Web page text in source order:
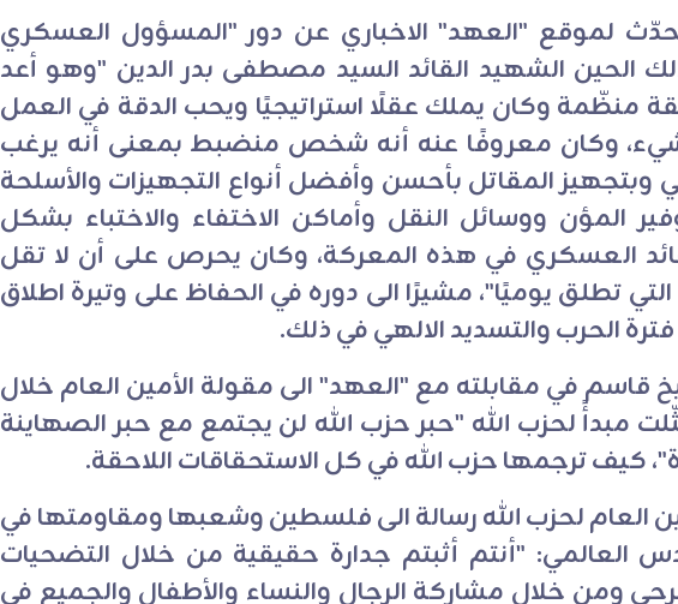
لموقع "العهد" الاخباري عن دور "المسؤول العسكري
الحين الشهيد القائد السيد مصطفى بدر الدين "وهو أعد
منظّمة وكان يملك عقلًا استراتيجيًا ويحب الدقة في العمل
وكان معروفًا عنه أنه شخص منضبط بمعنى أنه يرغب
وبتجهيز المقاتل بأحسن وأفضل أنواع التجهيزات والأسلحة
المؤن ووسائل النقل وأماكن الاختفاء والاختباء بشكل
العسكري في هذه المعركة، وكان يحرص على أن لا تقل
التي تطلق يوميًا"، مشيرًا الى دوره في الحفاظ على وتيرة اطلاق
الحرب والتسديد الالهي في ذلك.
قاسم في مقابلته مع "العهد" الى مقولة الأمين العام خلال
مبدأً لحزب الله "حبر حزب الله لن يجتمع مع حبر الصهاينة
كيف ترجمها حزب الله في كل الاستحقاقات اللاحقة.
العام لحزب الله رسالة الى فلسطين وشعبها ومقاومتها في
العالمي: "أنتم أثبتم جدارة حقيقية من خلال التضحيات
ومن خلال مشاركة الرجال والنساء والأطفال والجميع في